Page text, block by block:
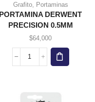
Grafito, Portaminas
PORTAMINA DERWENT
PRECISION 0.5MM
$64,000
PORTAMINA
cantidad